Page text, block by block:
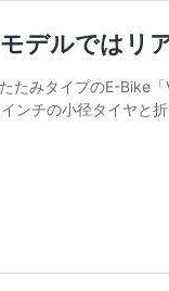
デルではリ
たみタイプのE-Bike
ンチの小径タイヤと